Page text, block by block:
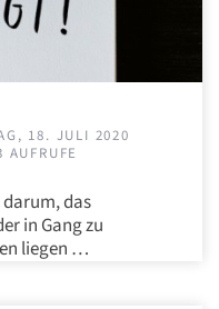
18. JULI 2020
AUFRUFE
das
in Gang zu
liegen …